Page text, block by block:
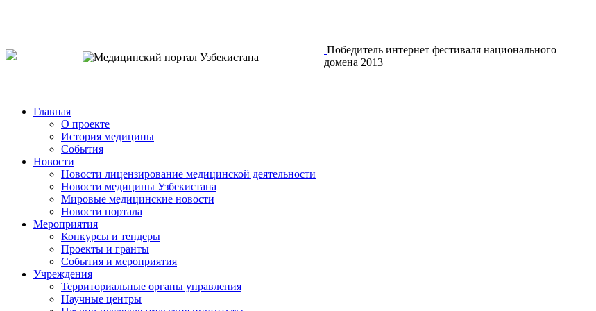
Победитель интернет фестиваля национального
домена 2013
Главная
О проекте
История медицины
События
Новости
Новости лицензирование медицинской деятельности
Новости медицины Узбекистана
Мировые медицинские новости
Новости портала
Мероприятия
Конкурсы и тендеры
Проекты и гранты
События и мероприятия
Учреждения
Территориальные органы управления
Научные центры